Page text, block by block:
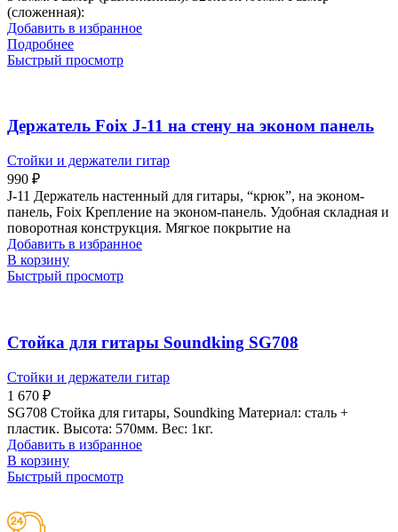
(сложенная):
Добавить в избранное
Подробнее
Быстрый просмотр
Держатель Foix J-11 на стену на эконом панель
Стойки и держатели гитар
990 ₽
J-11 Держатель настенный для гитары, “крюк”, на эконом-
панель, Foix Крепление на эконом-панель. Удобная складная и
поворотная конструкция. Мягкое покрытие на
Добавить в избранное
В корзину
Быстрый просмотр
Стойка для гитары Soundking SG708
Стойки и держатели гитар
1 670 ₽
SG708 Стойка для гитары, Soundking Материал: сталь +
пластик. Высота: 570мм. Вес: 1кг.
Добавить в избранное
В корзину
Быстрый просмотр